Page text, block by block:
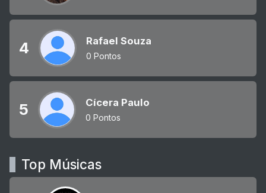
4 Rafael Souza
0 Pontos
5 Cícera Paulo
0 Pontos
Top Músicas